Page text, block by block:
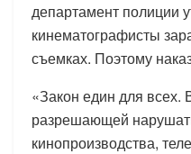
департамент полиции
кинематографисты
съемках. Поэтому
«Закон един для всех.
разрешающей
кинопроизводства,